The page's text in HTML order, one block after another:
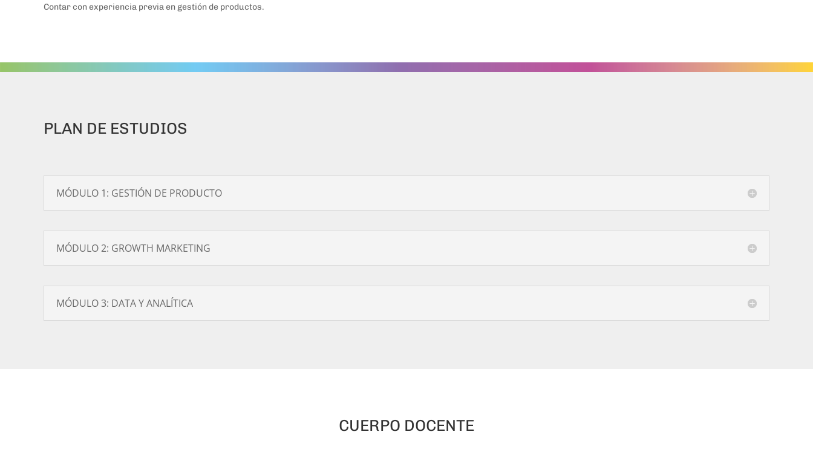
Contar con experiencia previa en gestión de productos.
PLAN DE ESTUDIOS
MÓDULO 1: GESTIÓN DE PRODUCTO
MÓDULO 2: GROWTH MARKETING
MÓDULO 3: DATA Y ANALÍTICA
CUERPO DOCENTE